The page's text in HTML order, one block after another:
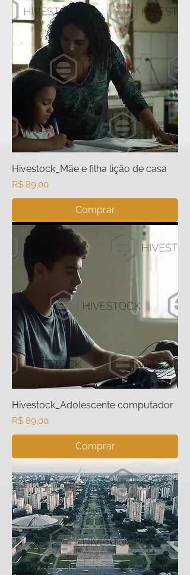
Hivestock_Mãe e filha lição de casa
Preço
R$ 89,00
Comprar
Hivestock_Adolescente computador
Preço
R$ 89,00
Comprar